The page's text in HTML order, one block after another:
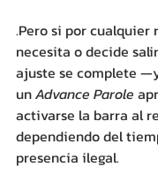
.Pero si por cualquier
necesita o decide
ajuste se complete
un Advance Parole
activarse la barra al
dependiendo del
presencia ilegal.